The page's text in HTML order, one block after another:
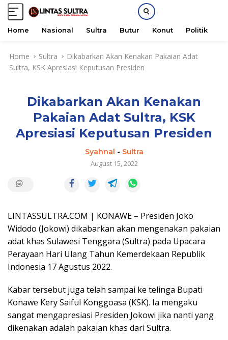
Home Nasional Sultra Butur Konut Politik
Home Sultra
Dikabarkan Akan Kenakan Pakaian Adat
Sultra, KSK Apresiasi Keputusan Presiden
Dikabarkan Akan Kenakan
Pakaian Adat Sultra, KSK
Apresiasi Keputusan Presiden
Syahnal - Sultra
August 15, 2022
LINTASSULTRA.COM | KONAWE – Presiden Joko
Widodo (Jokowi) dikabarkan akan mengenakan pakaian
adat khas Sulawesi Tenggara (Sultra) pada Upacara
Perayaan Hari Ulang Tahun Kemerdekaan Republik
Indonesia 17 Agustus 2022.
Kabar tersebut juga telah sampai ke telinga Bupati
Konawe Kery Saiful Konggoasa (KSK). Ia mengaku
sangat mengapresiasi Presiden Jokowi jika nanti yang
dikenakan adalah pakaian khas dari Sultra.